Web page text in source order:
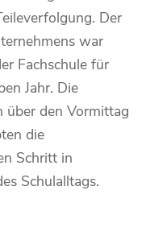
Der
war
Fachschule für
Jahr. Die
über den Vormittag
die
Schritt in
Schulalltags.